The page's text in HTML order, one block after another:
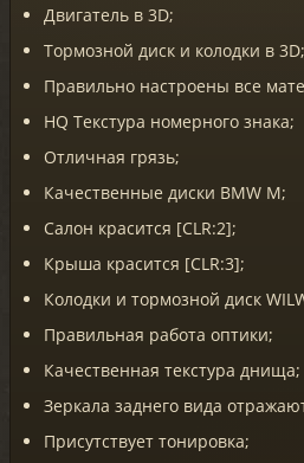
Двигатель в 3D;
Тормозной диск и колодки в 3D;
Правильно настроены все
HQ Текстура номерного знака;
Отличная грязь;
Качественные диски BMW M;
Салон красится [CLR:2];
Крыша красится [CLR:3];
Колодки и тормозной диск
Правильная работа оптики;
Качественная текстура днища;
Зеркала заднего вида
Присутствует тонировка;